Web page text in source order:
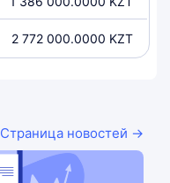
2 772 000.0000 KZT
Страница новостей →